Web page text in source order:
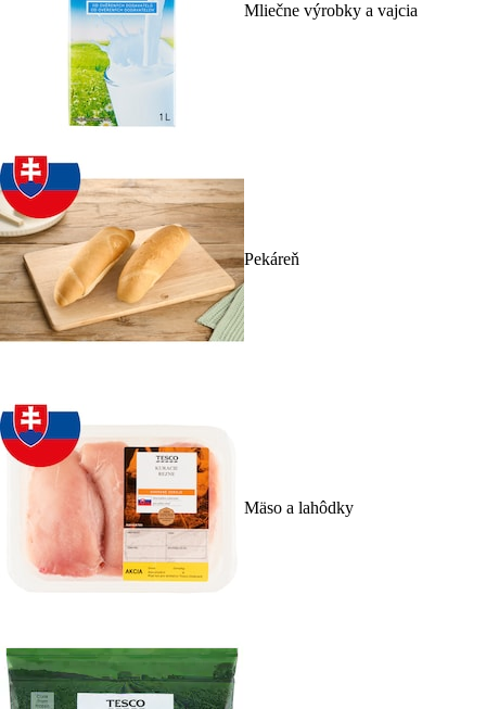
Mliečne výrobky a vajcia
Pekáreň
Mäso a lahôdky